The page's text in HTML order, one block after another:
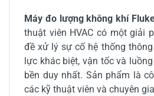
Máy đo lượng không khí
thuật viên HVAC có một giải
đề xử lý sự cố hệ thống
lực khác biệt, vận tốc và
bền duy nhất. Sản phẩm là
các kỹ thuật viên và chuyên